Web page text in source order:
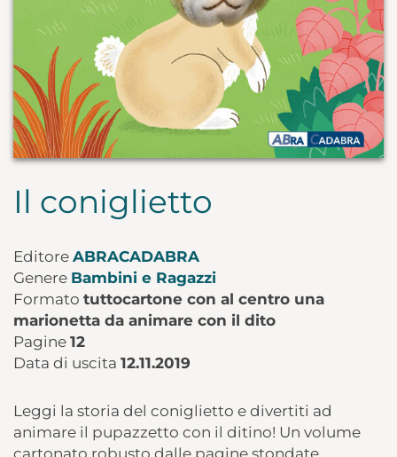
Il coniglietto
Editore ABRACADABRA
Genere Bambini e Ragazzi
Formato tuttocartone con al centro una
marionetta da animare con il dito
Pagine 12
Data di uscita 12.11.2019
Leggi la storia del coniglietto e divertiti ad
animare il pupazzetto con il ditino! Un volume
cartonato robusto dalle pagine stondate,